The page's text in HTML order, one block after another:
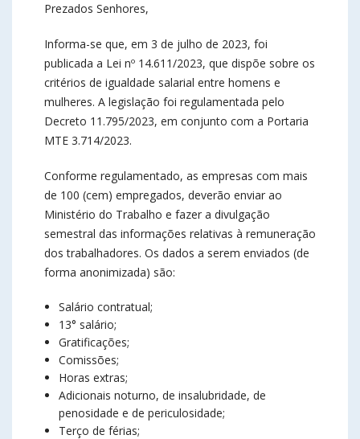
Prezados Senhores,
Informa-se que, em 3 de julho de 2023, foi
publicada a Lei nº 14.611/2023, que dispõe sobre os
critérios de igualdade salarial entre homens e
mulheres. A legislação foi regulamentada pelo
Decreto 11.795/2023, em conjunto com a Portaria
MTE 3.714/2023.
Conforme regulamentado, as empresas com mais
de 100 (cem) empregados, deverão enviar ao
Ministério do Trabalho e fazer a divulgação
semestral das informações relativas à remuneração
dos trabalhadores. Os dados a serem enviados (de
forma anonimizada) são:
Salário contratual;
13° salário;
Gratificações;
Comissões;
Horas extras;
Adicionais noturno, de insalubridade, de
penosidade e de periculosidade;
Terço de férias;